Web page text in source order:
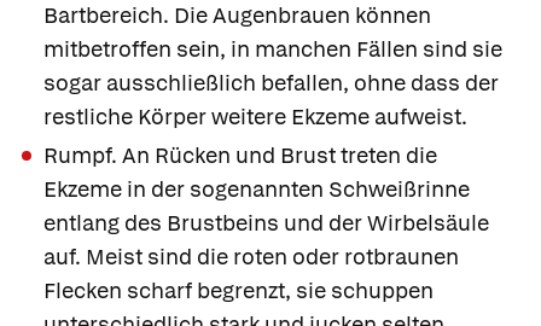
Bartbereich. Die Augenbrauen können
mitbetroffen sein, in manchen Fällen sind sie
sogar ausschließlich befallen, ohne dass der
restliche Körper weitere Ekzeme aufweist.
Rumpf. An Rücken und Brust treten die
Ekzeme in der sogenannten Schweißrinne
entlang des Brustbeins und der Wirbelsäule
auf. Meist sind die roten oder rotbraunen
Flecken scharf begrenzt, sie schuppen